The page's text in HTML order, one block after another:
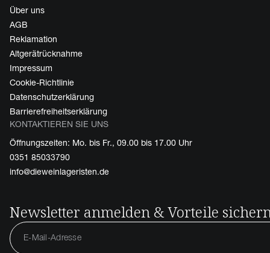
Über uns
AGB
Reklamation
Altgerätrücknahme
Impressum
Cookie-Richtlinie
Datenschutzerklärung
Barrierefreiheitserklärung
KONTAKTIEREN SIE UNS
Öffnungszeiten: Mo. bis Fr., 09.00 bis 17.00 Uhr
0351 85033790
info@dieweinlageristen.de
Newsletter anmelden & Vorteile